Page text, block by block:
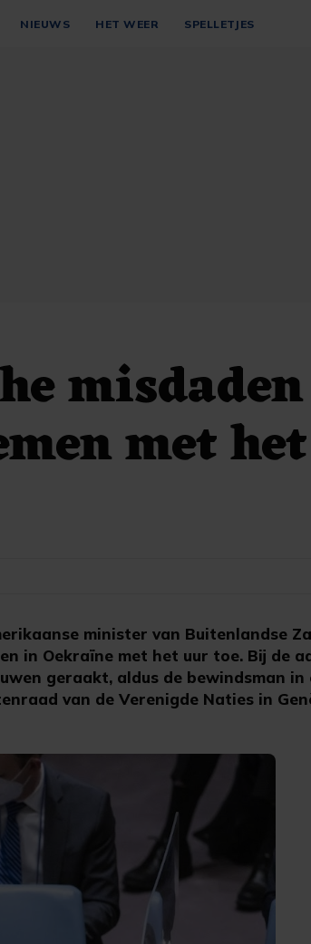
NIEUWS HET WEER SPELLETJES
misdaden
met
minister van Buitenlandse
in Oekraïne met het uur toe. Bij de
geraakt, aldus de bewindsman in
van de Verenigde Naties in